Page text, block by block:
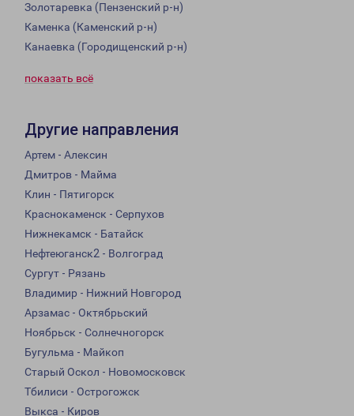
Золотаревка (Пензенский р-н)
Каменка (Каменский р-н)
Канаевка (Городищенский р-н)
показать всё
Другие направления
Артем - Алексин
Дмитров - Майма
Клин - Пятигорск
Краснокаменск - Серпухов
Нижнекамск - Батайск
Нефтеюганск2 - Волгоград
Сургут - Рязань
Владимир - Нижний Новгород
Арзамас - Октябрьский
Ноябрьск - Солнечногорск
Бугульма - Майкоп
Старый Оскол - Новомосковск
Тбилиси - Острогожск
Выкса - Киров